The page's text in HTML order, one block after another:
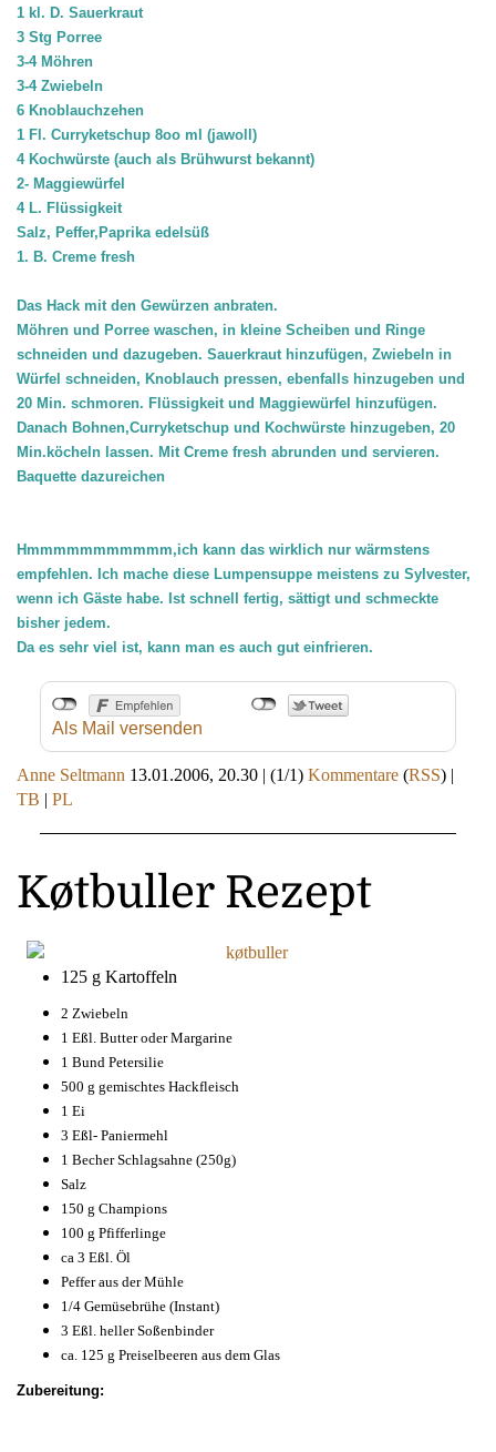
1 kl. D. Sauerkraut
3 Stg Porree
3-4 Möhren
3-4 Zwiebeln
6 Knoblauchzehen
1 Fl. Curryketschup 8oo ml (jawoll)
4 Kochwürste (auch als Brühwurst bekannt)
2- Maggiewürfel
4 L. Flüssigkeit
Salz, Peffer,Paprika edelsüß
1. B. Creme fresh
Das Hack mit den Gewürzen anbraten.
Möhren und Porree waschen, in kleine Scheiben und Ringe
schneiden und dazugeben. Sauerkraut hinzufügen, Zwiebeln in
Würfel schneiden, Knoblauch pressen, ebenfalls hinzugeben und
20 Min. schmoren. Flüssigkeit und Maggiewürfel hinzufügen.
Danach Bohnen,Curryketschup und Kochwürste hinzugeben, 20
Min.köcheln lassen. Mit Creme fresh abrunden und servieren.
Baquette dazureichen
Hmmmmmmmmmmm,ich kann das wirklich nur wärmstens
empfehlen. Ich mache diese Lumpensuppe meistens zu Sylvester,
wenn ich Gäste habe. Ist schnell fertig, sättigt und schmeckte
bisher jedem.
Da es sehr viel ist, kann man es auch gut einfrieren.
Als Mail versenden
Anne Seltmann 13.01.2006, 20.30 | (1/1) Kommentare (RSS) |
TB | PL
Køtbuller Rezept
125 g Kartoffeln
2 Zwiebeln
1 Eßl. Butter oder Margarine
1 Bund Petersilie
500 g gemischtes Hackfleisch
1 Ei
3 Eßl- Paniermehl
1 Becher Schlagsahne (250g)
Salz
150 g Champions
100 g Pfifferlinge
ca 3 Eßl. Öl
Peffer aus der Mühle
1/4 Gemüsebrühe (Instant)
3 Eßl. heller Soßenbinder
ca. 125 g Preiselbeeren aus dem Glas
Zubereitung: